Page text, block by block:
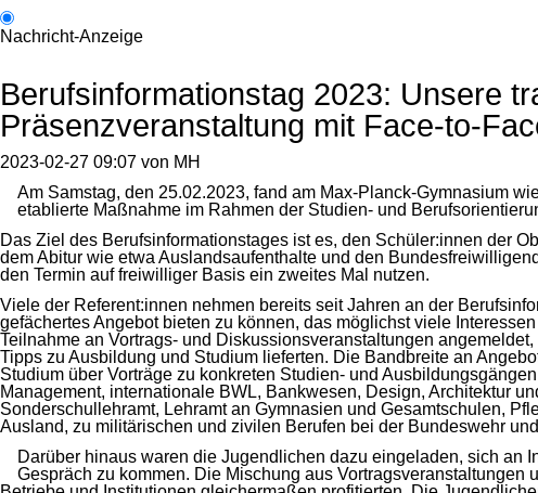
Nachricht-Anzeige
Berufsinformationstag 2023: Unsere
Präsenzveranstaltung mit Face-to-
2023-02-27 09:07 von MH
Am Samstag, den 25.02.2023, fand am Max-Planck-Gymnasium
etablierte Maßnahme im Rahmen der Studien- und
Das Ziel des Berufsinformationstages ist es, den Schüler:innen der
dem Abitur wie etwa Auslandsaufenthalte und den
den Termin auf freiwilliger Basis ein zweites Mal nutzen.
Viele der Referent:innen nehmen bereits seit Jahren an der
gefächertes Angebot bieten zu können, das möglichst viele
Teilnahme an Vortrags- und Diskussionsveranstaltungen
Tipps zu Ausbildung und Studium lieferten. Die Bandbreite an
Studium über Vorträge zu konkreten Studien- und
Management, internationale BWL, Bankwesen, Design, Architektur
Sonderschullehramt, Lehramt an Gymnasien und Gesamtschulen,
Ausland, zu militärischen und zivilen Berufen bei der Bundeswehr
Darüber hinaus waren die Jugendlichen dazu eingeladen, sich an
Gespräch zu kommen. Die Mischung aus